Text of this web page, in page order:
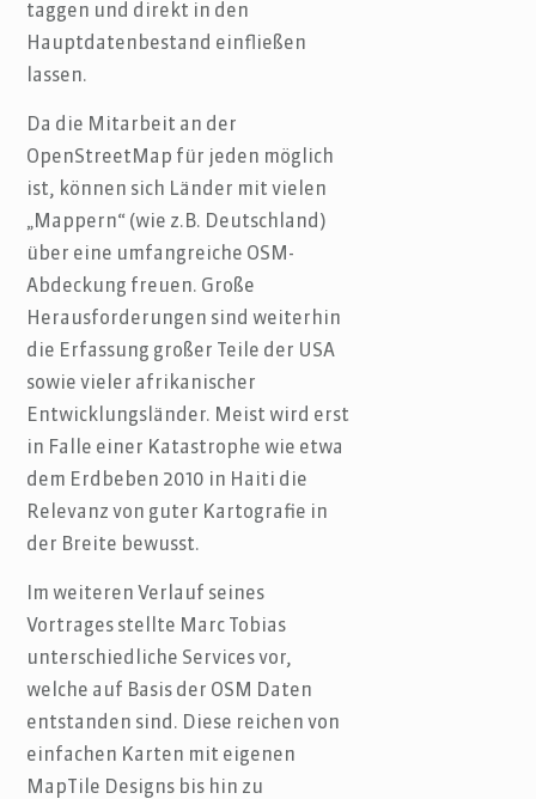
taggen und direkt in den
Hauptdatenbestand einfließen
lassen.
Da die Mitarbeit an der
OpenStreetMap für jeden möglich
ist, können sich Länder mit vielen
„Mappern“ (wie z.B. Deutschland)
über eine umfangreiche OSM-
Abdeckung freuen. Große
Herausforderungen sind weiterhin
die Erfassung großer Teile der USA
sowie vieler afrikanischer
Entwicklungsländer. Meist wird erst
in Falle einer Katastrophe wie etwa
dem Erdbeben 2010 in Haiti die
Relevanz von guter Kartografie in
der Breite bewusst.
Im weiteren Verlauf seines
Vortrages stellte Marc Tobias
unterschiedliche Services vor,
welche auf Basis der OSM Daten
entstanden sind. Diese reichen von
einfachen Karten mit eigenen
MapTile Designs bis hin zu